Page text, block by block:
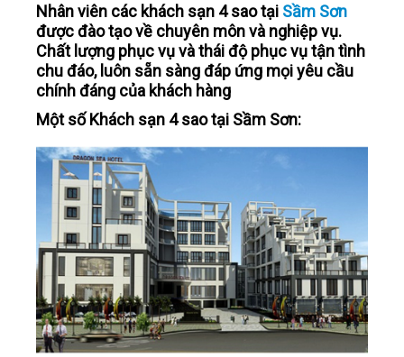
Nhân viên các khách sạn 4 sao tại Sầm Sơn
được đào tạo về chuyên môn và nghiệp vụ.
Chất lượng phục vụ và thái độ phục vụ tận tình
chu đáo, luôn sẵn sàng đáp ứng mọi yêu cầu
chính đáng của khách hàng
Một số Khách sạn 4 sao tại Sầm Sơn: